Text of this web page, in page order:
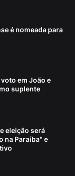
é nomeada para
em João e
suplente
eleição será
na Paraíba" e